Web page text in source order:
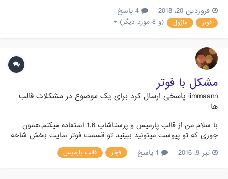
کنن, لطفا راهنمائی کنین سایت : CellME.ir
فروردین 20، 2018
فوتر ماژول (و 8 مورد دیگر)
مشکل با فوتر
iimmaann پاسخی ارسال کرد برای یک موضوع در مشکلات قالب
ها
با سلام من از قالب پارمیس و پرستاشاپ 1.6 استفاده میکنم.همون
جوری که تو پیوست میتونید ببینید تو قسمت فوتر سایت بخش شاخه
ها و حساب من به پایین فوتر منتقل شده و با مطالبی هم که تو
انجمن پیدا کردم نتونستم این دو بخش به جای اولش برگردونم. یه
تیر 9، 2016 فوتر قالب پارمیس